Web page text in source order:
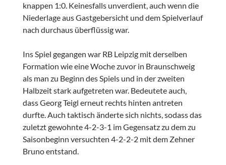
knappen 1:0. Keinesfalls unverdient, auch wenn die
Niederlage aus Gastgebersicht und dem Spielverlauf
nach durchaus überflüssig war.
Ins Spiel gegangen war RB Leipzig mit derselben
Formation wie eine Woche zuvor in Braunschweig
als man zu Beginn des Spiels und in der zweiten
Halbzeit stark aufgetreten war. Bedeutete auch,
dass Georg Teigl erneut rechts hinten antreten
durfte. Auch taktisch änderte sich nichts, sodass das
zuletzt gewohnte 4-2-3-1 im Gegensatz zu dem zu
Saisonbeginn versuchten 4-2-2-2 mit dem Zehner
Bruno entstand.